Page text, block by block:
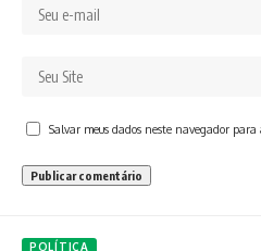
Salvar meus dados neste navegador
POLÍTICA